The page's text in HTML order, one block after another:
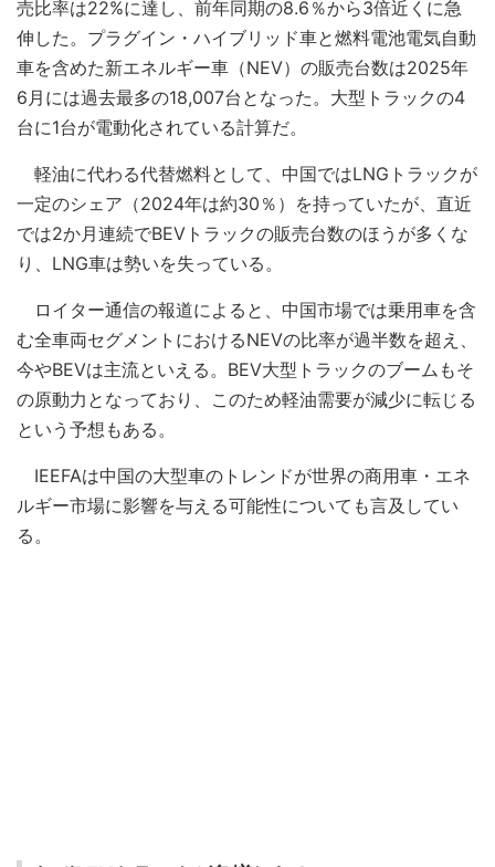
売比率は22%に達し、前年同期の8.6％から3倍近くに急
伸した。プラグイン・ハイブリッド車と燃料電池電気自動
車を含めた新エネルギー車（NEV）の販売台数は2025年
6月には過去最多の18,007台となった。大型トラックの4
台に1台が電動化されている計算だ。
軽油に代わる代替燃料として、中国ではLNGトラックが
一定のシェア（2024年は約30％）を持っていたが、直近
では2か月連続でBEVトラックの販売台数のほうが多くな
り、LNG車は勢いを失っている。
ロイター通信の報道によると、中国市場では乗用車を含
む全車両セグメントにおけるNEVの比率が過半数を超え、
今やBEVは主流といえる。BEV大型トラックのブームもそ
の原動力となっており、このため軽油需要が減少に転じる
という予想もある。
IEEFAは中国の大型車のトレンドが世界の商用車・エネ
ルギー市場に影響を与える可能性についても言及してい
る。